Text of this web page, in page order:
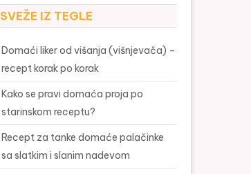
SVEŽE IZ TEGLE
Domaći liker od višanja (višnjevača) –
recept korak po korak
Kako se pravi domaća proja po
starinskom receptu?
Recept za tanke domaće palačinke
sa slatkim i slanim nadevom